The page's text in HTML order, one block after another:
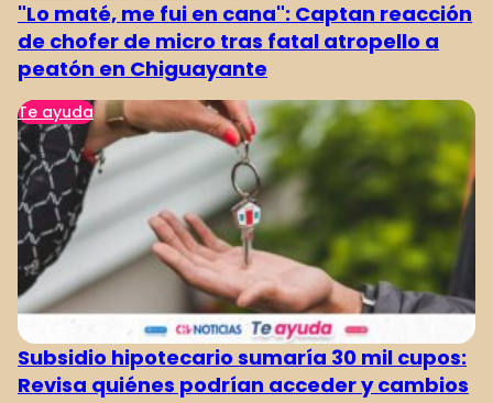
"Lo maté, me fui en cana": Captan reacción
de chofer de micro tras fatal atropello a
peatón en Chiguayante
Te ayuda
Subsidio hipotecario sumaría 30 mil cupos:
Revisa quiénes podrían acceder y cambios